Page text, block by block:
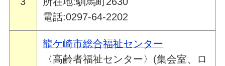
電話:0297-64-2202
龍ケ崎市総合福祉センター
〈高齢者福祉センター〉(集会室、ロ